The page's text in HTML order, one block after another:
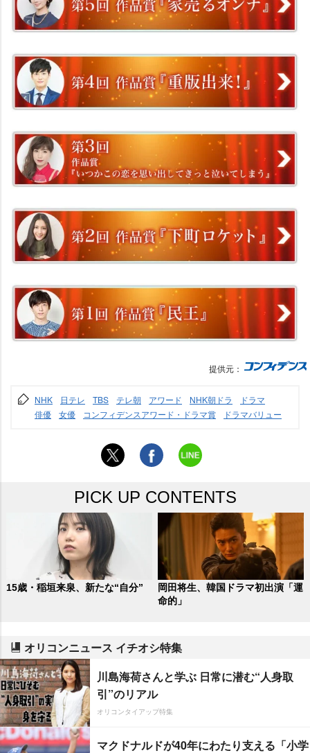
提供元：
NHK 日テレ TBS テレ朝 アワード NHK朝ドラ
ドラマ
俳優
女優 コンフィデンスアワード・ドラマ賞 ドラマバリュー
PICK UP CONTENTS
15歳・稲垣来泉、新たな“自分”
岡田将生、韓国ドラマ初出演「運
命的」
オリコンニュース イチオシ特集
川島海荷さんと学ぶ 日常に潜む“人身取
引”のリアル
オリコンタイアップ特集
マクドナルドが40年にわたり支える「小学